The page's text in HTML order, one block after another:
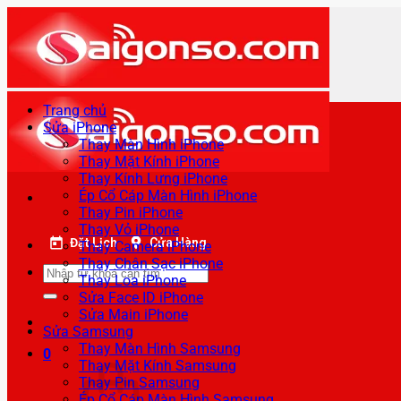
qua
nội
dung
Đặt Lịch Cửa Hàng
Tìm
kiếm:
0
Trang chủ
Sửa iPhone
Thay Màn Hình iPhone
Thay Mặt Kính iPhone
Thay Kính Lưng iPhone
Ép Cổ Cáp Màn Hình iPhone
Thay Pin iPhone
Thay Vỏ iPhone
Thay Camera iPhone
Thay Chân Sạc iPhone
Thay Loa iPhone
Sửa Face ID iPhone
Sửa Main iPhone
Sửa Samsung
Thay Màn Hình Samsung
Thay Mặt Kính Samsung
Thay Pin Samsung